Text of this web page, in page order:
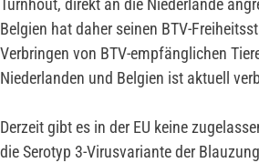
Turnhout, direkt an die Niederlande
Belgien hat daher seinen BTV-
Verbringen von BTV-empfänglichen
Niederlanden und Belgien ist aktuell
Derzeit gibt es in der EU keine
die Serotyp 3-Virusvariante der